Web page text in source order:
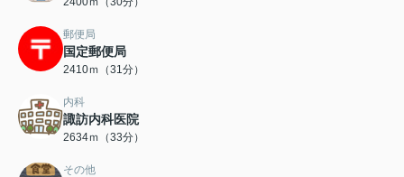
郵便局
国定郵便局
2410ｍ（31分）
内科
諏訪内科医院
2634ｍ（33分）
その他